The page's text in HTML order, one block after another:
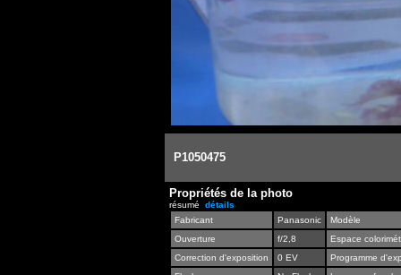
P1050475
Propriétés de la photo
résumé détails
Fabricant
Panasonic
Modèle
Ouverture
f/2,8
Espace
Correction d'exposition
0 EV
Programme